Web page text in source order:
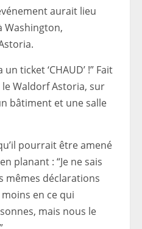
aurait lieu
Washington,
ticket ‘CHAUD’ !” Fait
Waldorf Astoria, sur
bâtiment et une salle
pourrait être amené
planant : “Je ne sais
mêmes déclarations
en ce qui
mais nous le